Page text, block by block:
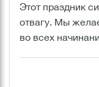
Этот праздник
отвагу. Мы
во всех